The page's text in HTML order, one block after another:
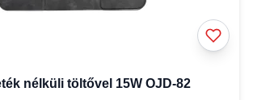
nélküli töltővel 15W OJD-82